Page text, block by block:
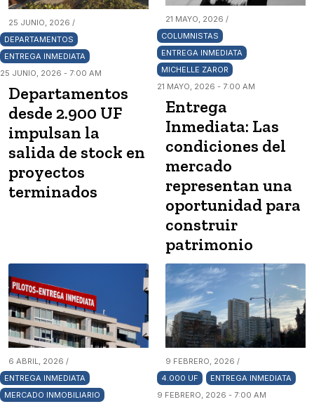
25 JUNIO, 2026 /
DEPARTAMENTOS
ENTREGA INMEDIATA
25 JUNIO, 2026 - 7:00 AM
Departamentos
desde 2.900 UF
impulsan la
salida de stock en
proyectos
terminados
21 MAYO, 2026 /
COLUMNISTAS
ENTREGA INMEDIATA
MICHELLE ZAROR
21 MAYO, 2026 - 7:00 AM
Entrega
Inmediata: Las
condiciones del
mercado
representan una
oportunidad para
construir
patrimonio
6 ABRIL, 2026 /
ENTREGA INMEDIATA
MERCADO INMOBILIARIO
9 FEBRERO, 2026 /
4.000 UF
ENTREGA INMEDIATA
9 FEBRERO, 2026 - 7:00 AM